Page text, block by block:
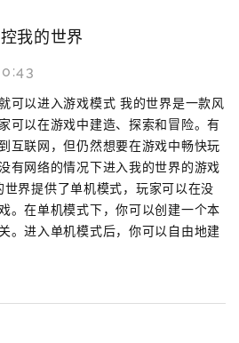
我的世界
可以进入游戏模式 我的世界是一款风
可以在游戏中建造、探索和冒险。有
互联网，但仍然想要在游戏中畅快玩
有网络的情况下进入我的世界的游戏
界提供了单机模式，玩家可以在没
。在单机模式下，你可以创建一个本
。进入单机模式后，你可以自由地建